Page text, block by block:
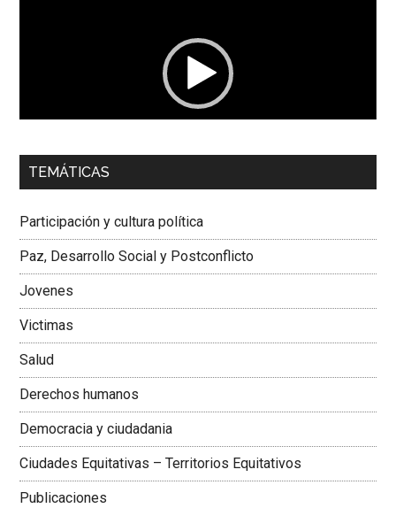
00:00 01:04
Dra. Carolina Corcho Mejía,Presidenta Corporación
Colombiana
TEMÁTICAS
Participación y cultura política
Paz, Desarrollo Social y Postconflicto
Jovenes
Victimas
Salud
Derechos humanos
Democracia y ciudadania
Ciudades Equitativas – Territorios Equitativos
Publicaciones